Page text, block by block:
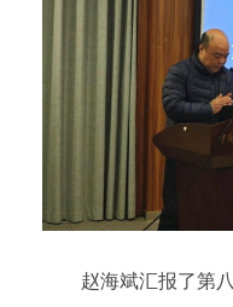
赵海斌汇报了第